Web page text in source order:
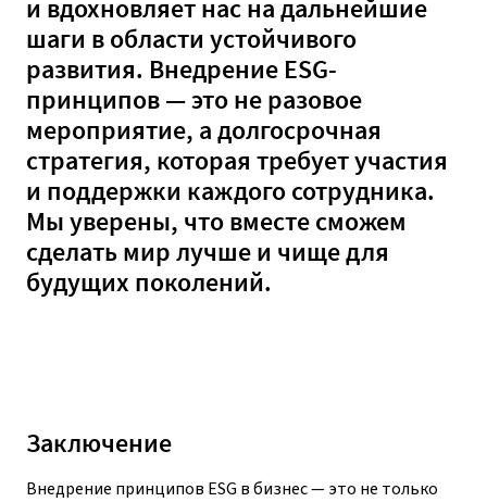
и вдохновляет нас на дальнейшие
шаги в области устойчивого
развития. Внедрение ESG-
принципов — это не разовое
мероприятие, а долгосрочная
стратегия, которая требует участия
и поддержки каждого сотрудника.
Мы уверены, что вместе сможем
сделать мир лучше и чище для
будущих поколений.
Заключение
Внедрение принципов ESG в бизнес — это не только